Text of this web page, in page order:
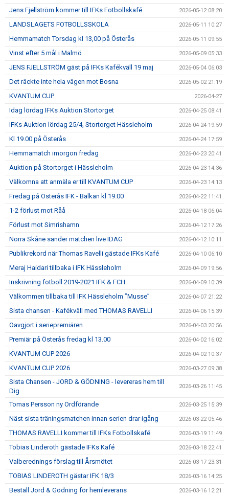
Jens Fjellström kommer till IFKs Fotbollskafé 2026-05-12 08:20
LANDSLAGETS FOTBOLLSSKOLA 2026-05-11 10:27
Hemmamatch Torsdag kl 13,00 på Österås 2026-05-11 09:55
Vinst efter 5 mål i Malmö 2026-05-09 05:33
JENS FJELLSTRÖM gäst på IFKs Kafékväll 19 maj 2026-05-04 06:03
Det räckte inte hela vägen mot Bosna 2026-05-02 21:19
KVANTUM CUP 2026-04-27
Idag lördag IFKs Auktion Stortorget 2026-04-25 08:41
IFKs Auktion lördag 25/4, Stortorget Hässleholm 2026-04-24 19:59
Kl 19.00 på Österås 2026-04-24 17:59
Hemmamatch imorgon fredag 2026-04-23 20:41
Auktion på Stortorget i Hässleholm 2026-04-23 14:36
Välkomna att anmäla er till KVANTUM CUP 2026-04-23 14:13
Fredag på Österås IFK - Balkan kl 19.00 2026-04-22 11:41
1-2 förlust mot Råå 2026-04-18 06:04
Förlust mot Simrishamn 2026-04-12 17:26
Norra Skåne sänder matchen live IDAG 2026-04-12 10:11
Publikrekord när Thomas Ravelli gästade IFKs Kafé 2026-04-10 06:10
Meraj Haidari tillbaka i IFK Hässleholm 2026-04-09 19:56
Inskrivning fotboll 2019-2021 IFK & FCH 2026-04-09 10:39
Välkommen tillbaka till IFK Hässleholm ”Musse” 2026-04-07 21:22
Sista chansen - Kafékväll med THOMAS RAVELLI 2026-04-06 15:39
Oavgjort i seriepremiären 2026-04-03 20:56
Premiär på Österås fredag kl 13.00 2026-04-02 16:02
KVANTUM CUP 2026 2026-04-02 10:37
KVANTUM CUP 2026 2026-03-27 09:38
Sista Chansen - JORD & GÖDNING - levereras hem till
Dig
2026-03-26 11:45
Tomas Persson ny Ordförande 2026-03-25 15:39
Näst sista träningsmatchen innan serien drar igång 2026-03-22 05:46
THOMAS RAVELLI kommer till IFKs Fotbollskafé 2026-03-19 11:49
Tobias Linderoth gästade IFKs Kafé 2026-03-18 22:41
Valberednings förslag till Årsmötet 2026-03-17 23:31
TOBIAS LINDEROTH gästar IFK 18/3 2026-03-16 14:25
Beställ Jord & Gödning för hemleverans 2026-03-16 12:21